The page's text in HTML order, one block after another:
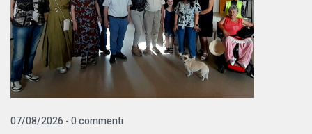
07/08/2026 - 0 commenti